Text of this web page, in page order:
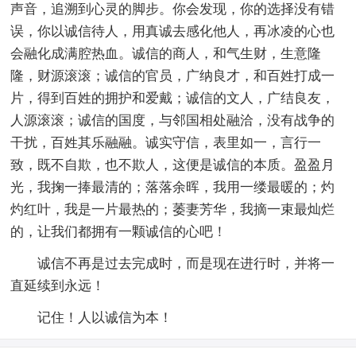
声音，追溯到心灵的脚步。你会发现，你的选择没有错
误，你以诚信待人，用真诚去感化他人，再冰凌的心也
会融化成满腔热血。诚信的商人，和气生财，生意隆
隆，财源滚滚；诚信的官员，广纳良才，和百姓打成一
片，得到百姓的拥护和爱戴；诚信的文人，广结良友，
人源滚滚；诚信的国度，与邻国相处融洽，没有战争的
干扰，百姓其乐融融。诚实守信，表里如一，言行一
致，既不自欺，也不欺人，这便是诚信的本质。盈盈月
光，我掬一捧最清的；落落余晖，我用一缕最暖的；灼
灼红叶，我是一片最热的；萎妻芳华，我摘一束最灿烂
的，让我们都拥有一颗诚信的心吧！
诚信不再是过去完成时，而是现在进行时，并将一
直延续到永远！
记住！人以诚信为本！